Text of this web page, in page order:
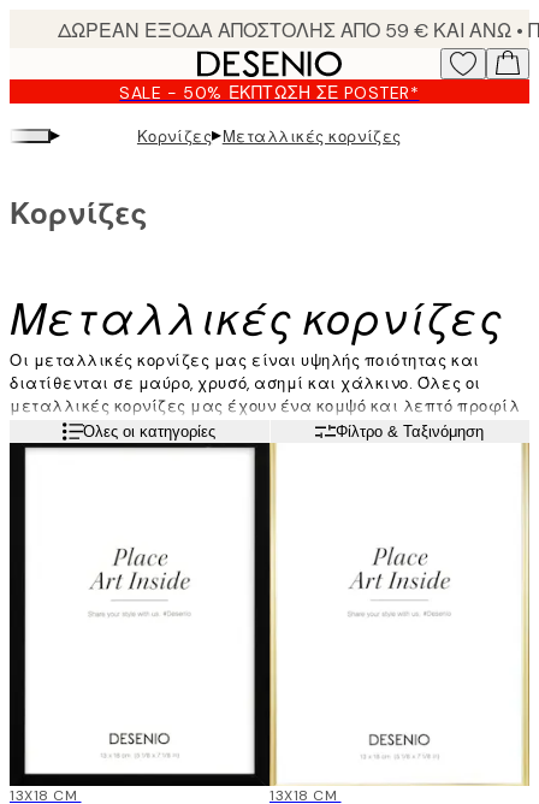
content.
SALE - 50% ΈΚΠΤΩΣΗ ΣΕ POSTER*
▸ Κορνίζες▸Μεταλλικές κορνίζες
Μεταλλικές κορνίζες
Κορνίζες
Οι μεταλλικές κορνίζες μας είναι υψηλής ποιότητας και
διατίθενται σε μαύρο, χρυσό, ασημί και χάλκινο. Όλες οι
μεταλλικές κορνίζες μας έχουν ένα κομψό και λεπτό προφίλ
και δίνουν μια αίσθηση υψηλής ποιότητας στους τοίχους σας.
Ανοίγουν εύκολα στο πίσω μέρος και μπορούν να κρεμαστούν
Διαβάστε περισσότερα
Όλες οι κατηγορίες Φίλτρο & Ταξινόμηση
15%*
13X18 CM 15%*
13X18 CM